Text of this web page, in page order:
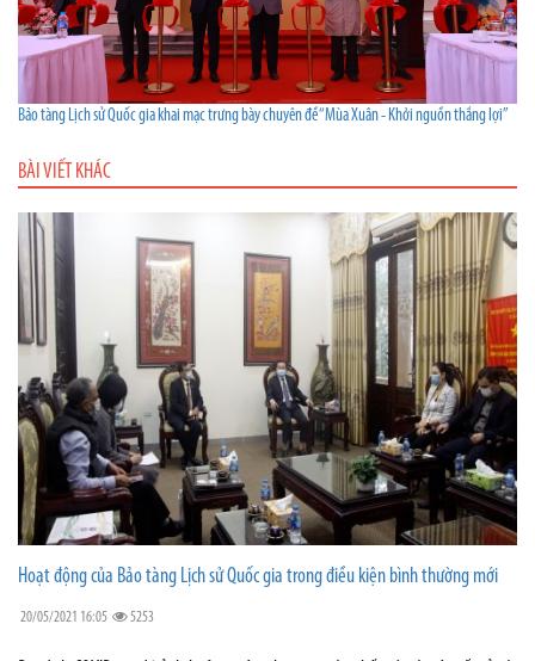
Bảo tàng Lịch sử Quốc gia khai mạc trưng bày chuyên đề “Mùa Xuân - Khởi nguồn thắng lợi”
BÀI VIẾT KHÁC
Hoạt động của Bảo tàng Lịch sử Quốc gia trong điều kiện bình thường mới
20/05/2021 16:05 5253